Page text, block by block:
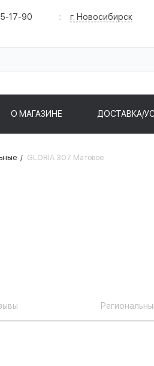
17-90 г. Новосибирск
О МАГАЗИНЕ ДОСТАВКА/
/ GLORIA 307 Матовое